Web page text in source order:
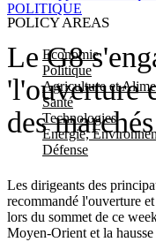
POLICY AREAS
Economie
Politique
Agriculture et
Santé
Technologies
Energie,
Défense
Le G8
'l'ouverture
des
Les dirigeants des
recommandé l'ouverture
lors du sommet de ce
Moyen-Orient et la
POLITIQUE